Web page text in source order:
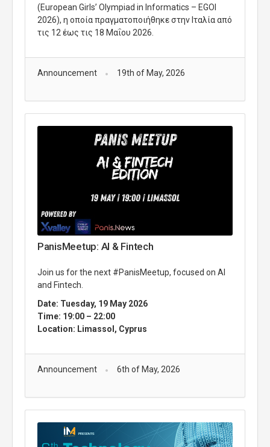
(European Girls’ Olympiad in Informatics – EGOI
2026), η οποία πραγματοποιήθηκε στην Ιταλία από
τις 12 έως τις 18 Μαΐου 2026.
Announcement 19th of May, 2026
PanisMeetup: AI & Fintech
Join us for the next #PanisMeetup, focused on AI
and Fintech.
Date: Tuesday, 19 May 2026
Time: 19:00 – 22:00
Location: Limassol, Cyprus
Announcement 6th of May, 2026